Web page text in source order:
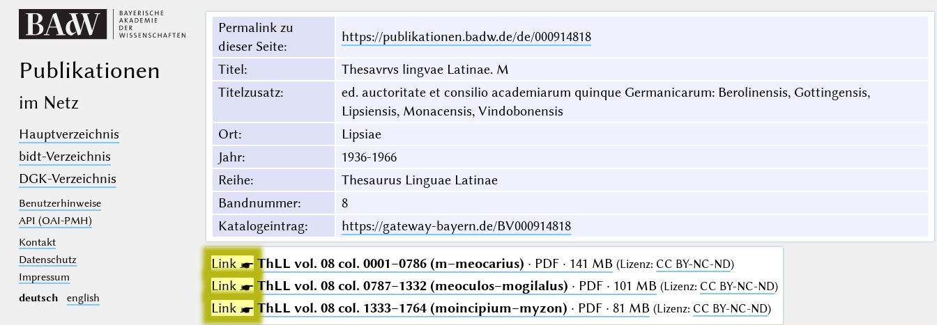
Publikationen
im Netz
Hauptverzeichnis
bidt-Verzeichnis
DGK-Verzeichnis
Benutzerhinweise
API (OAI-PMH)
Kontakt
Datenschutz
Impressum
deutsch
english
Permalink zu
dieser Seite:
https://publikationen.badw.de/de/000914818
Titel:
Thesavrvs lingvae Latinae. M
Titelzusatz:
ed. auctoritate et consilio academiarum quinque Germanicarum: Berolinensis, Gottingensis,
Lipsiensis, Monacensis, Vindobonensis
Ort:
Lipsiae
Jahr:
1936-1966
Reihe:
Thesaurus Linguae Latinae
Bandnummer:
8
Katalogeintrag: https://gateway-bayern.de/BV000914818
Link ☛ ThLL vol. 08 col. 0001–0786 (m–meocarius) · PDF · 141 MB (Lizenz: CC BY-NC-ND)
Link ☛ ThLL vol. 08 col. 0787–1332 (meoculos–mogilalus) · PDF · 101 MB (Lizenz: CC BY-NC-ND)
Link ☛ ThLL vol. 08 col. 1333–1764 (moincipium–myzon) · PDF · 81 MB (Lizenz: CC BY-NC-ND)